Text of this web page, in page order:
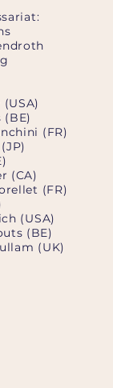
:
(BE)
(FR)
(CA)
(FR)
(USA)
(BE)
(UK)